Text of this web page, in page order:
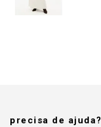
precisa de ajuda?